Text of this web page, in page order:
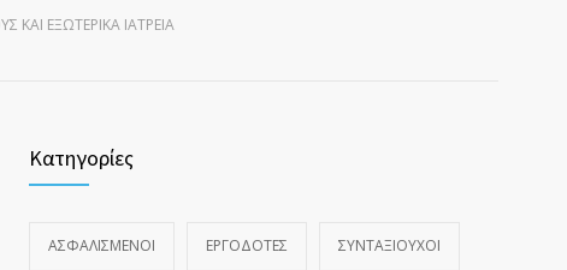
ΕΞΩΤΕΡΙΚΆ ΙΑΤΡΕΊΑ
Κατηγορίες
ΑΣΦΑΛΙΣΜΕΝΟΙ ΕΡΓΟΔΟΤΕΣ ΣΥΝΤΑΞΙΟΥΧΟΙ